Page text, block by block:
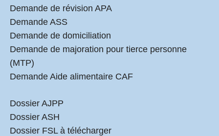
Demande de révision APA
Demande ASS
Demande de domiciliation
Demande de majoration pour tierce personne
(MTP)
Demande Aide alimentaire CAF
Dossier AJPP
Dossier ASH
Dossier FSL à télécharger